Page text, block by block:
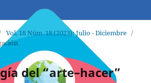
Vol. 18 Núm. 18 (2023): Julio - Diciembre /
del “arte–hacer”